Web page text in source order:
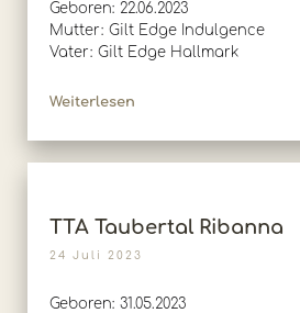
Geboren: 22.06.2023
Mutter: Gilt Edge Indulgence
Vater: Gilt Edge Hallmark
Weiterlesen
TTA Taubertal Ribanna
24 Juli 2023
Geboren: 31.05.2023